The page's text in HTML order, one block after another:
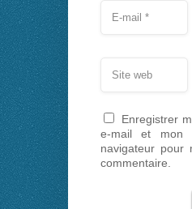
Enregistrer
e-mail et mon
navigateur pour
commentaire.